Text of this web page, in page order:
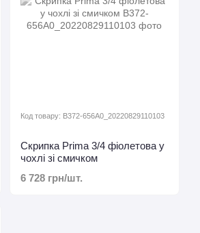
Код товару: B372-656A0_20220829110103
Скрипка Prima 3/4 фіолетова у
чохлі зі смичком
6 728 грн/шт.